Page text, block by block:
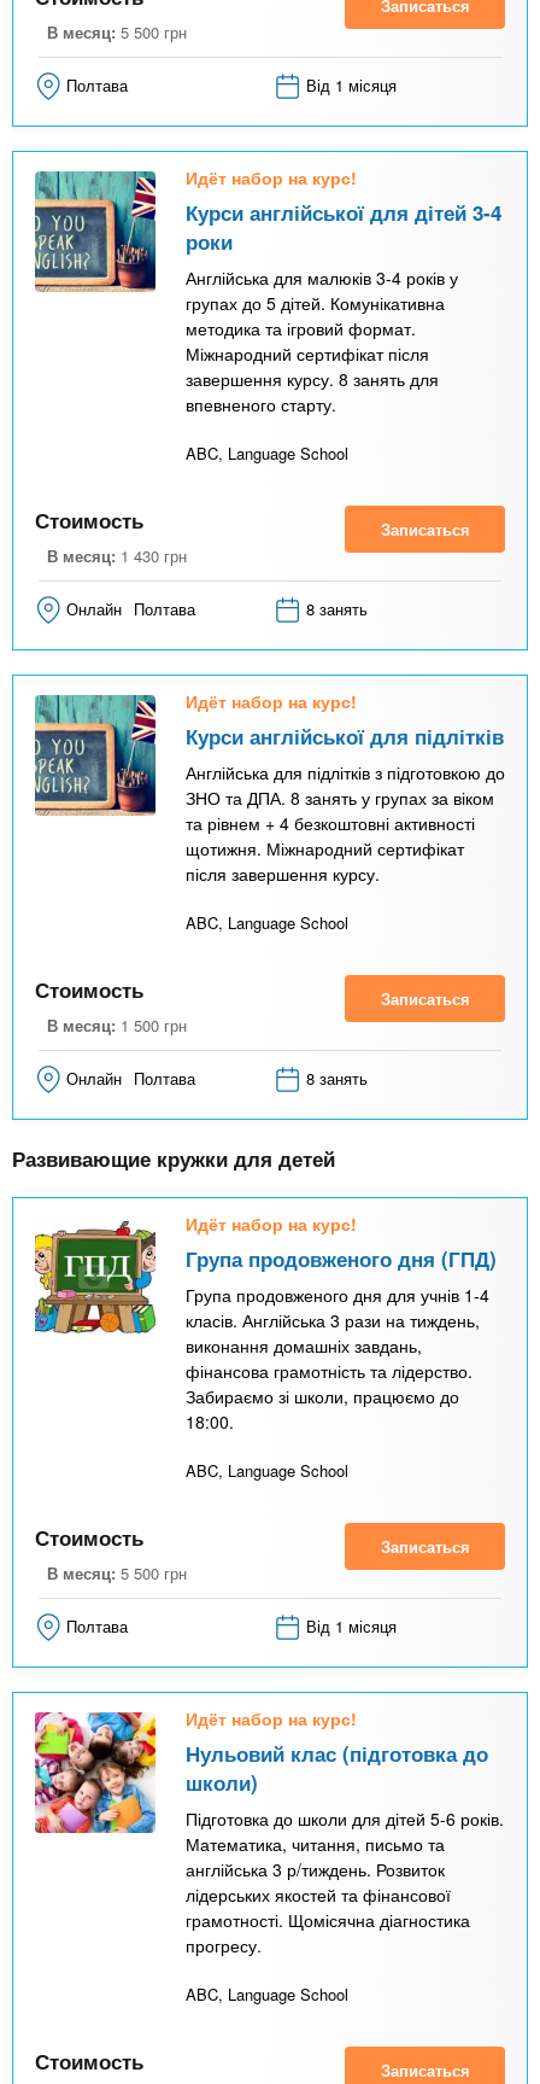
В месяц: 5 500 грн
Записаться
Полтава Від 1 місяця
Идёт набор на курс!
Курси англійської для дітей 3-4
роки
Англійська для малюків 3-4 років у
групах до 5 дітей. Комунікативна
методика та ігровий формат.
Міжнародний сертифікат після
завершення курсу. 8 занять для
впевненого старту.
ABC, Language School
Стоимость
В месяц: 1 430 грн
Записаться
Онлайн Полтава 8 занять
Идёт набор на курс!
Курси англійської для підлітків
Англійська для підлітків з підготовкою до
ЗНО та ДПА. 8 занять у групах за віком
та рівнем + 4 безкоштовні активності
щотижня. Міжнародний сертифікат
після завершення курсу.
ABC, Language School
Стоимость
В месяц: 1 500 грн
Записаться
Онлайн Полтава 8 занять
Развивающие кружки для детей
Идёт набор на курс!
Група продовженого дня (ГПД)
Група продовженого дня для учнів 1-4
класів. Англійська 3 рази на тиждень,
виконання домашніх завдань,
фінансова грамотність та лідерство.
Забираємо зі школи, працюємо до
18:00.
ABC, Language School
Стоимость
В месяц: 5 500 грн
Записаться
Полтава Від 1 місяця
Идёт набор на курс!
Нульовий клас (підготовка до
школи)
Підготовка до школи для дітей 5-6 років.
Математика, читання, письмо та
англійська 3 р/тиждень. Розвиток
лідерських якостей та фінансової
грамотності. Щомісячна діагностика
прогресу.
ABC, Language School
Стоимость Записаться